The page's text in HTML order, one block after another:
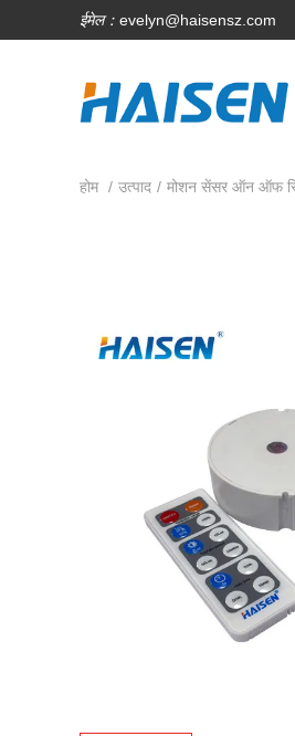
ईमेल： evelyn@haisensz.com
होम / उत्पाद / मोशन सेंसर ऑन ऑफ